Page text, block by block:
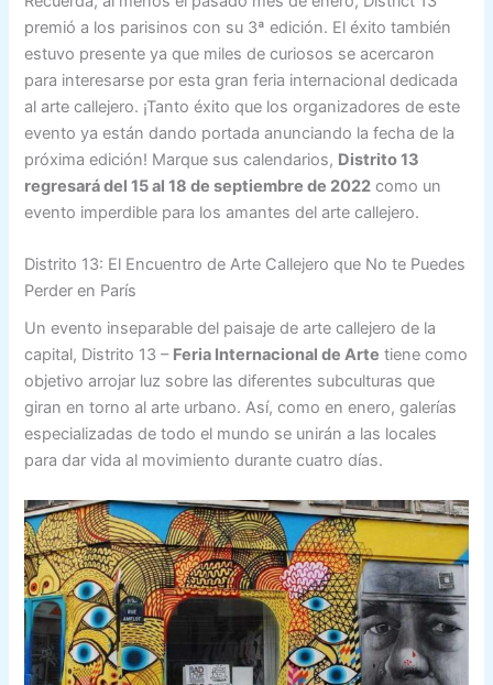
premió a los parisinos con su 3ª edición. El éxito también
estuvo presente ya que miles de curiosos se acercaron
para interesarse por esta gran feria internacional dedicada
al arte callejero. ¡Tanto éxito que los organizadores de este
evento ya están dando portada anunciando la fecha de la
próxima edición! Marque sus calendarios, Distrito 13
regresará del 15 al 18 de septiembre de 2022 como un
evento imperdible para los amantes del arte callejero.
Distrito 13: El Encuentro de Arte Callejero que No te Puedes
Perder en París
Un evento inseparable del paisaje de arte callejero de la
capital, Distrito 13 – Feria Internacional de Arte tiene como
objetivo arrojar luz sobre las diferentes subculturas que
giran en torno al arte urbano. Así, como en enero, galerías
especializadas de todo el mundo se unirán a las locales
para dar vida al movimiento durante cuatro días.